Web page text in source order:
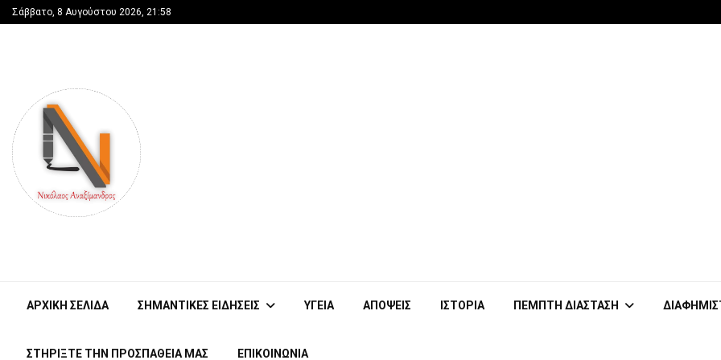
Σάββατο, 8 Αυγούστου 2026, 21:58
ΑΡΧΙΚΗ ΣΕΛΙΔΑ ΣΗΜΑΝΤΙΚΕΣ ΕΙΔΗΣΕΙΣ ΥΓΕΙΑ ΑΠΟΨΕΙΣ ΙΣΤΟΡΙΑ ΠΕΜΠΤΗ ΔΙΑΣΤΑΣΗ
ΣΤΗΡΊΞΤΕ ΤΗΝ ΠΡΟΣΠΆΘΕΙΑ ΜΑΣ ΕΠΙΚΟΙΝΩΝΙΑ